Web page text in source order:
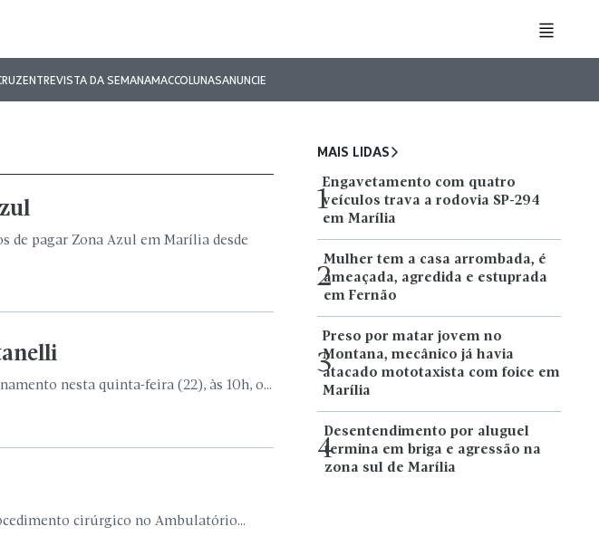
ENTREVISTA DA SEMANAMACCOLUNASANUNCIE
de pagar Zona Azul em Marília desde
nesta quinta-feira (22), às 10h, o...
cirúrgico no Ambulatório...
MAIS LIDAS
1
Engavetamento com quatro
veículos trava a rodovia SP-294
em Marília
2
Mulher tem a casa arrombada, é
ameaçada, agredida e estuprada
em Fernão
3
Preso por matar jovem no
Montana, mecânico já havia
atacado mototaxista com foice em
Marília
4
Desentendimento por aluguel
termina em briga e agressão na
zona sul de Marília